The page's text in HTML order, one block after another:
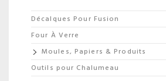
Décalques Pour Fusion
Four À Verre
Moules, Papiers & Produits
Outils pour Chalumeau